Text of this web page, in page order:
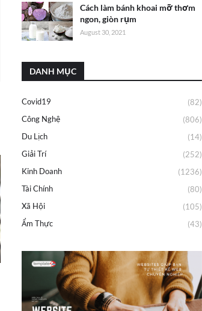
Cách làm bánh khoai mỡ thơm
ngon, giòn rụm
August 30, 2021
DANH MỤC
Covid19
(82)
Công Nghệ
(806)
Du Lịch
(14)
Giải Trí
(252)
Kinh Doanh
(1236)
Tài Chính
(80)
Xã Hội
(105)
Ẩm Thực
(43)